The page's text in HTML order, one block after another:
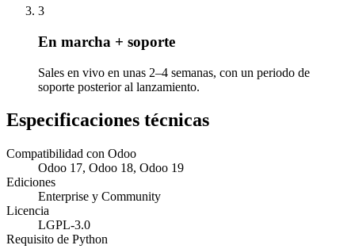
3
En marcha + soporte
Sales en vivo en unas 2–4 semanas, con un periodo de
soporte posterior al lanzamiento.
Especificaciones técnicas
Compatibilidad con Odoo
Odoo 17, Odoo 18, Odoo 19
Ediciones
Enterprise y Community
Licencia
LGPL-3.0
Requisito de Python